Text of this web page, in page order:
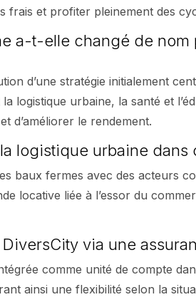
frais et profiter pleinement des
a-t-elle changé de nom
d’une stratégie initialement
logistique urbaine, la santé et
d’améliorer le rendement.
logistique urbaine dans
baux fermes avec des acteurs
locative liée à l’essor du
via une
comme unité de compte
ainsi une flexibilité selon la